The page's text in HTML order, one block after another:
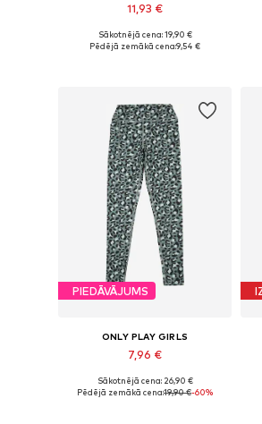
11,93 €
Pieejamie izmēri: 122-128
Sākotnējā cena: 19,90 €
Pēdējā zemākā cena:9,54 €
PIEDĀVĀJUMS
ONLY PLAY GIRLS
7,96 €
Pieejamie izmēri: 158-164
Sākotnējā cena: 26,90 €
Pēdējā zemākā cena:19,90 €-60%